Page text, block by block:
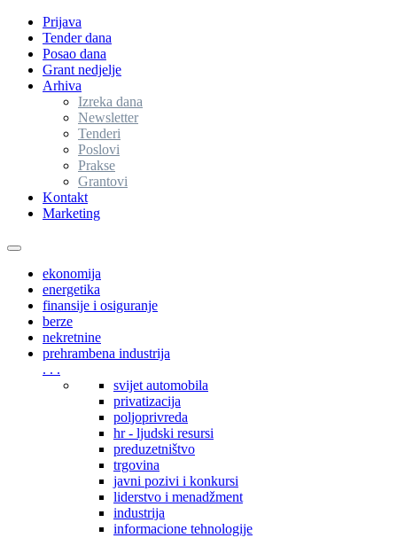
Prijava
Tender dana
Posao dana
Grant nedjelje
Arhiva
Izreka dana
Newsletter
Tenderi
Poslovi
Prakse
Grantovi
Kontakt
Marketing
Toggle
navigationekonomija
energetika
finansije i osiguranje
berze
nekretnine
prehrambena industrija
. . .
svijet automobila
privatizacija
poljoprivreda
hr - ljudski resursi
preduzetništvo
trgovina
javni pozivi i konkursi
liderstvo i menadžment
industrija
informacione tehnologije